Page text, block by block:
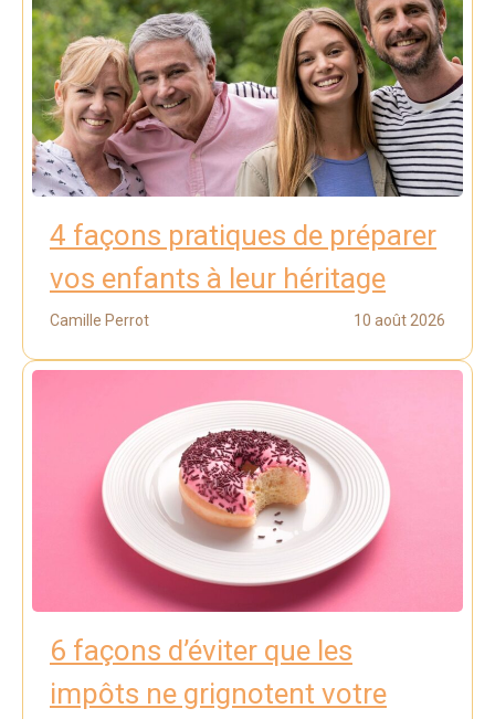
4 façons pratiques de préparer
vos enfants à leur héritage
Camille Perrot 10 août 2026
6 façons d’éviter que les
impôts ne grignotent votre